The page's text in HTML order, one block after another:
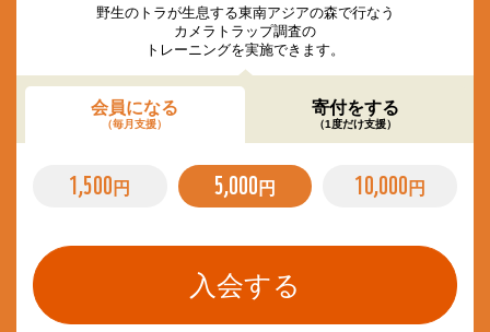
野生のトラが生息する東南アジアの森で行なう
カメラトラップ調査の
トレーニングを実施できます。
会員になる
（毎月支援）
寄付をする
（1度だけ支援）
1,500 円 5,000 円 10,000 円